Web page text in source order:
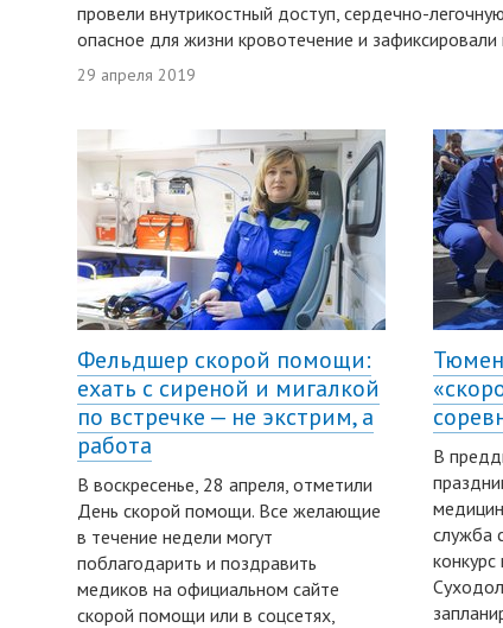
провели внутрикостный доступ, сердечно-
опасное для жизни кровотечение и
29 апреля 2019
Фельдшер скорой помощи:
ехать с сиреной и мигалкой
по встречке — не экстрим, а
работа
В воскресенье, 28 апреля, отметили
День скорой помощи. Все желающие
в течение недели могут
поблагодарить и поздравить
медиков на официальном сайте
скорой помощи или в соцсетях,
В
служба